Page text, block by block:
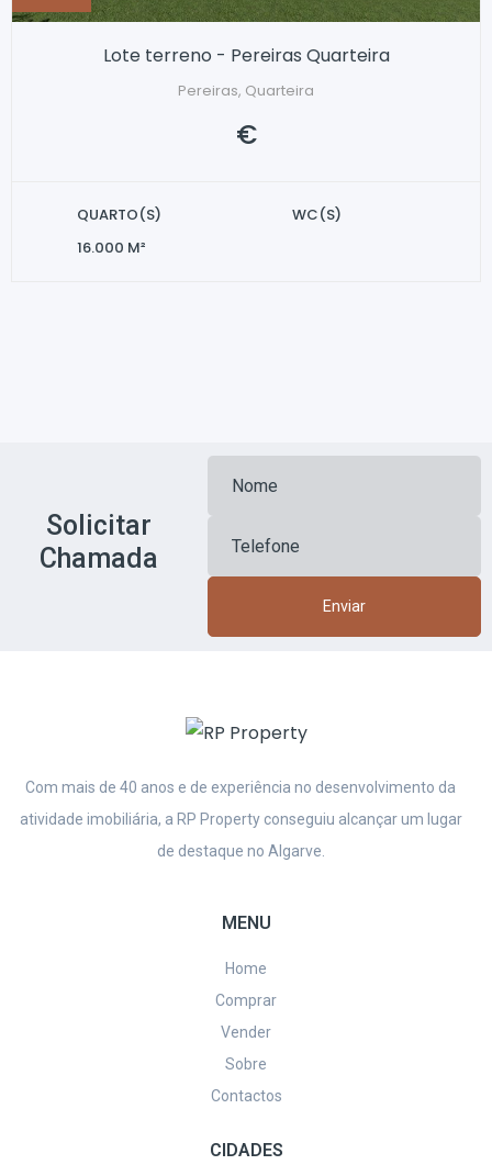
Lote terreno - Pereiras Quarteira
Pereiras, Quarteira
€
QUARTO(S)
WC(S)
16.000 M²
Solicitar
Chamada
Enviar
Com mais de 40 anos e de experiência no desenvolvimento da
atividade imobiliária, a RP Property conseguiu alcançar um lugar
de destaque no Algarve.
MENU
Home
Comprar
Vender
Sobre
Contactos
CIDADES